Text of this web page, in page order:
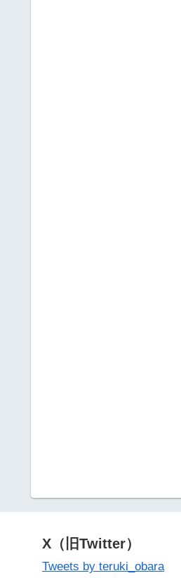
X（旧Twitter）
Tweets by teruki_obara